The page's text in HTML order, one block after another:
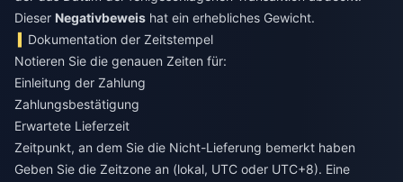
Dieser Negativbeweis hat ein erhebliches Gewicht.
Dokumentation der Zeitstempel
Notieren Sie die genauen Zeiten für:
Einleitung der Zahlung
Zahlungsbestätigung
Erwartete Lieferzeit
Zeitpunkt, an dem Sie die Nicht-Lieferung bemerkt haben
Geben Sie die Zeitzone an (lokal, UTC oder UTC+8). Eine